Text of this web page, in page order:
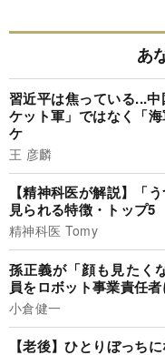
あ
習近平は焦っている...
ケット軍」ではなく「
ケ
王 彦麟
【精神科医が解説】「
見られる特徴・トップ5
精神科医 Tomy
孫正義が「顔も見たく
員をロボット事業責任
小倉健一
【老後】ひとりぼっち